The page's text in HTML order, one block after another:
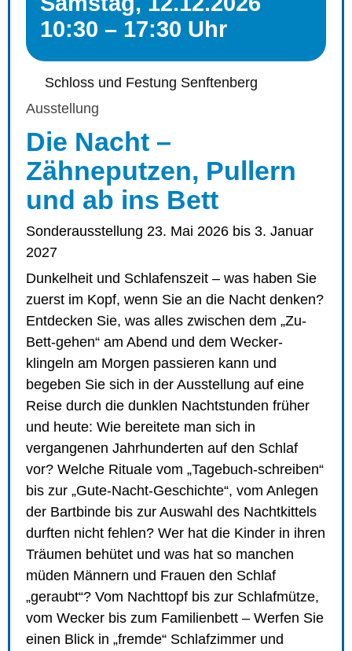
10:30 – 17:30 Uhr
Schloss und Festung Senftenberg
Ausstellung
Die Nacht –
Zähneputzen, Pullern
und ab ins Bett
Sonderausstellung 23. Mai 2026 bis 3. Januar
2027
Dunkelheit und Schlafenszeit – was haben Sie
zuerst im Kopf, wenn Sie an die Nacht denken?
Entdecken Sie, was alles zwischen dem „Zu-
Bett-gehen“ am Abend und dem Wecker-
klingeln am Morgen passieren kann und
begeben Sie sich in der Ausstellung auf eine
Reise durch die dunklen Nachtstunden früher
und heute: Wie bereitete man sich in
vergangenen Jahrhunderten auf den Schlaf
vor? Welche Rituale vom „Tagebuch-schreiben“
bis zur „Gute-Nacht-Geschichte“, vom Anlegen
der Bartbinde bis zur Auswahl des Nachtkittels
durften nicht fehlen? Wer hat die Kinder in ihren
Träumen behütet und was hat so manchen
müden Männern und Frauen den Schlaf
„geraubt“? Vom Nachttopf bis zur Schlafmütze,
vom Wecker bis zum Familienbett – Werfen Sie
einen Blick in „fremde“ Schlafzimmer und